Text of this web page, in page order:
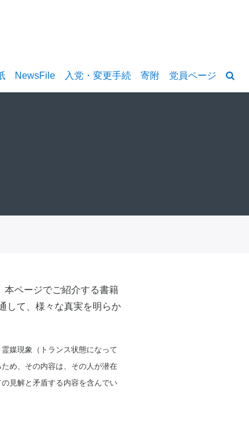
NewsFile 入党・変更手続 寄附 党員ページ
本ページでご紹介する書籍
して、様々な真実を明らか
媒現象（トランス状態になって
め、その内容は、その人が潜在
見解と矛盾する内容を含んでい